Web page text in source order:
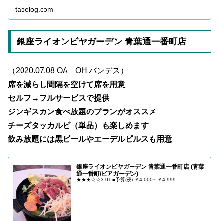
tabelog.com
銀座ライオンビヤガーデン 青葉通一番町店
（2020.07.08 OA OH!バンデス）
席を減らし間隔を空けて席を用意
セルフ→フルサービスで提供
ジンギスカン食べ放題のプランがオススメ
チーズタッカルビ（単品）も楽しめます
飲み放題には黒ビールやエーデルピルスも用意
銀座ライオンビヤガーデン 青葉通一番町店 (青葉
通一番町/ビアガーデン)
★★★☆☆3.01 ■予算(夜):￥4,000～￥4,999